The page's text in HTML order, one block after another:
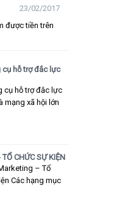
23/02/2017
được tiền trên
hỗ trợ đắc lực
cụ hỗ trợ đắc lực
mạng xã hội lớn
CHỨC SỰ KIỆN
– Tổ
Các hạng mục